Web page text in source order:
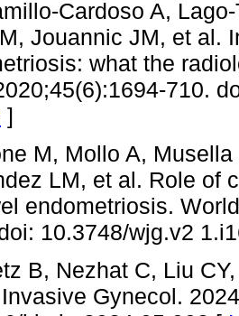
Cardoso A,
Jouannic JM, et al.
what the
710.
]
M, Mollo A,
LM, et al. Role of
endometriosis.
10.3748/wjg.v2
B, Nezhat C, Liu
Gynecol.